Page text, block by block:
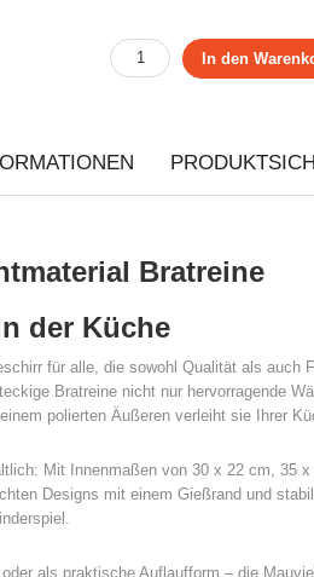
In den
Bratreine
der Küche
für alle, die sowohl Qualität als auch
Bratreine nicht nur hervorragende
polierten Äußeren verleiht sie Ihrer
Mit Innenmaßen von 30 x 22 cm, 35
Designs mit einem Gießrand und
als praktische Auflaufform – die